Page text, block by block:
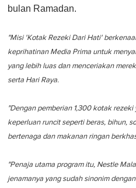
bulan Ramadan.
"Misi 'Kotak Rezeki Dari Hati'
keprihatinan Media Prima untuk
yang lebih luas dan menceriakan
serta Hari Raya.
"Dengan pemberian 1,300 kotak
keperluan runcit seperti beras, bihun,
bertenaga dan makanan ringan
"Penaja utama program itu, Nestle
jenamanya yang sudah sinonim